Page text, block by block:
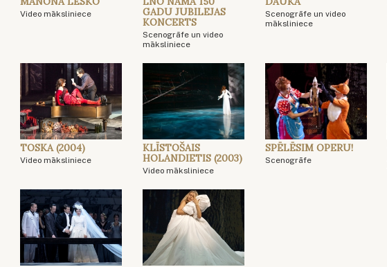
Video māksliniece
GADU JUBILEJAS
KONCERTS
Scenogrāfe un video
māksliniece
Scenogrāfe un video
māksliniece
TOSKA (2004)
Video māksliniece
KLĪSTOŠAIS
HOLANDIETIS (2003)
Video māksliniece
SPĒLĒSIM OPERU!
Scenogrāfe